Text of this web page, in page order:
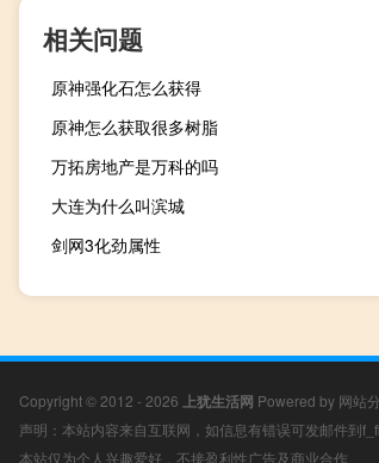
相关问题
原神强化石怎么获得
原神怎么获取很多树脂
万拓房地产是万科的吗
大连为什么叫滨城
剑网3化劲属性
Copyright © 2012 - 2026 上犹生活网 Powered by 网站
声明：本站内容来自互联网，如信息有错误可发邮件到
本站仅为个人兴趣爱好，不接盈利性广告及商业合作